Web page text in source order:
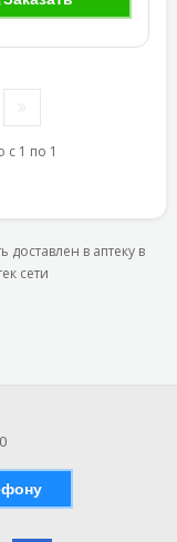
с 1 по 1
доставлен в аптеку в
сети